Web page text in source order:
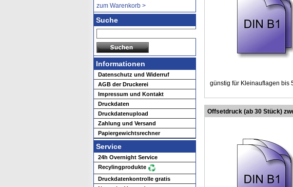
zum Warenkorb >
Suche
Informationen
Datenschutz und Widerruf
AGB der Druckerei
Impressum und Kontakt
Druckdaten
Druckdatenupload
Zahlung und Versand
Papiergewichtsrechner
Service
24h Overnight Service
Recylingprodukte
Druckdatenkontrolle gratis
günstig für Kleinauflagen bis
Offsetdruck (ab 30 Stück)